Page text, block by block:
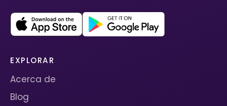
EXPLORAR
Acerca de
Blog